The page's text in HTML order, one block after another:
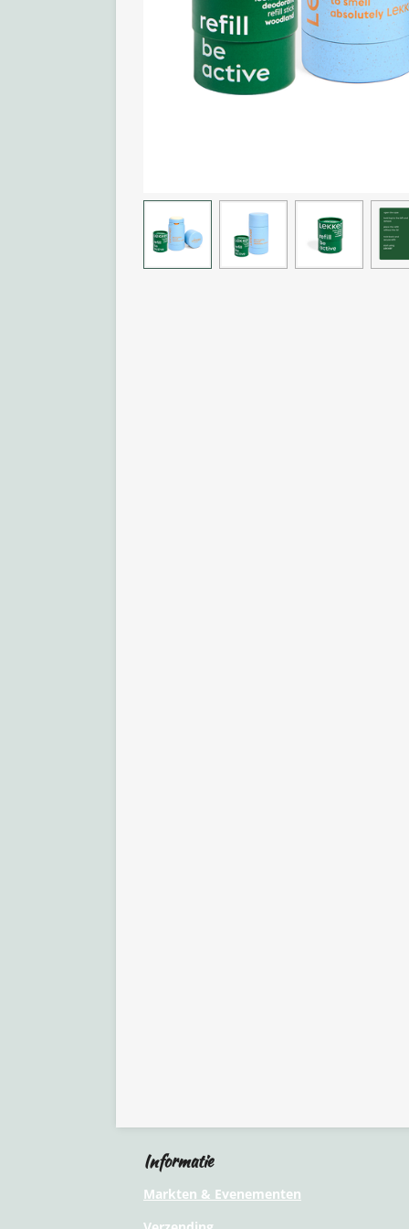
Informatie
Markten & Evenementen